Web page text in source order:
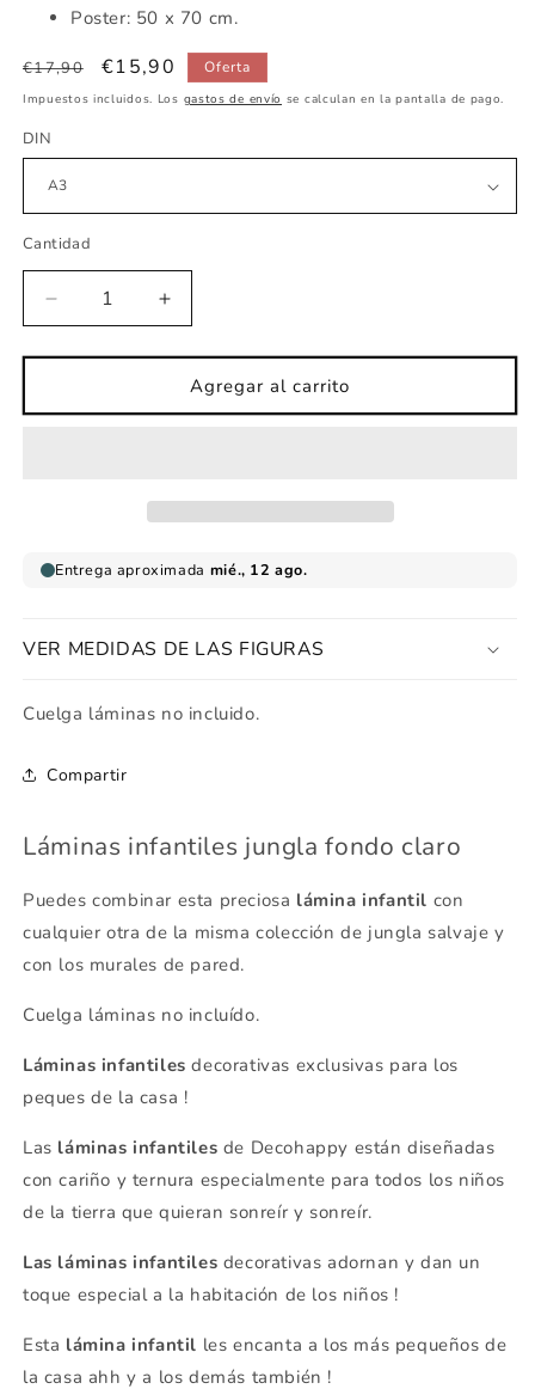
Poster: 50 x 70 cm.
Precio
habitual
€17,90
Precio
de
€15,90 Oferta
Impuestos incluidos. Los gastos de envío se calculan en la pantalla de pago.
DIN
Cantidad
Reducir
cantidad
para
infantiles
Aumentar
cantidad
para
Láminas
infantiles
Agregar al carrito
VER MEDIDAS DE LAS FIGURAS
Cuelga láminas no incluido.
Compartir
Láminas infantiles jungla fondo claro
Puedes combinar esta preciosa lámina infantil con
cualquier otra de la misma colección de jungla salvaje y
con los murales de pared.
Cuelga láminas no incluído.
Láminas infantiles decorativas exclusivas para los
peques de la casa !
Las láminas infantiles de Decohappy están diseñadas
con cariño y ternura especialmente para todos los niños
de la tierra que quieran sonreír y sonreír.
Las láminas infantiles decorativas adornan y dan un
toque especial a la habitación de los niños !
Esta lámina infantil les encanta a los más pequeños de
la casa ahh y a los demás también !